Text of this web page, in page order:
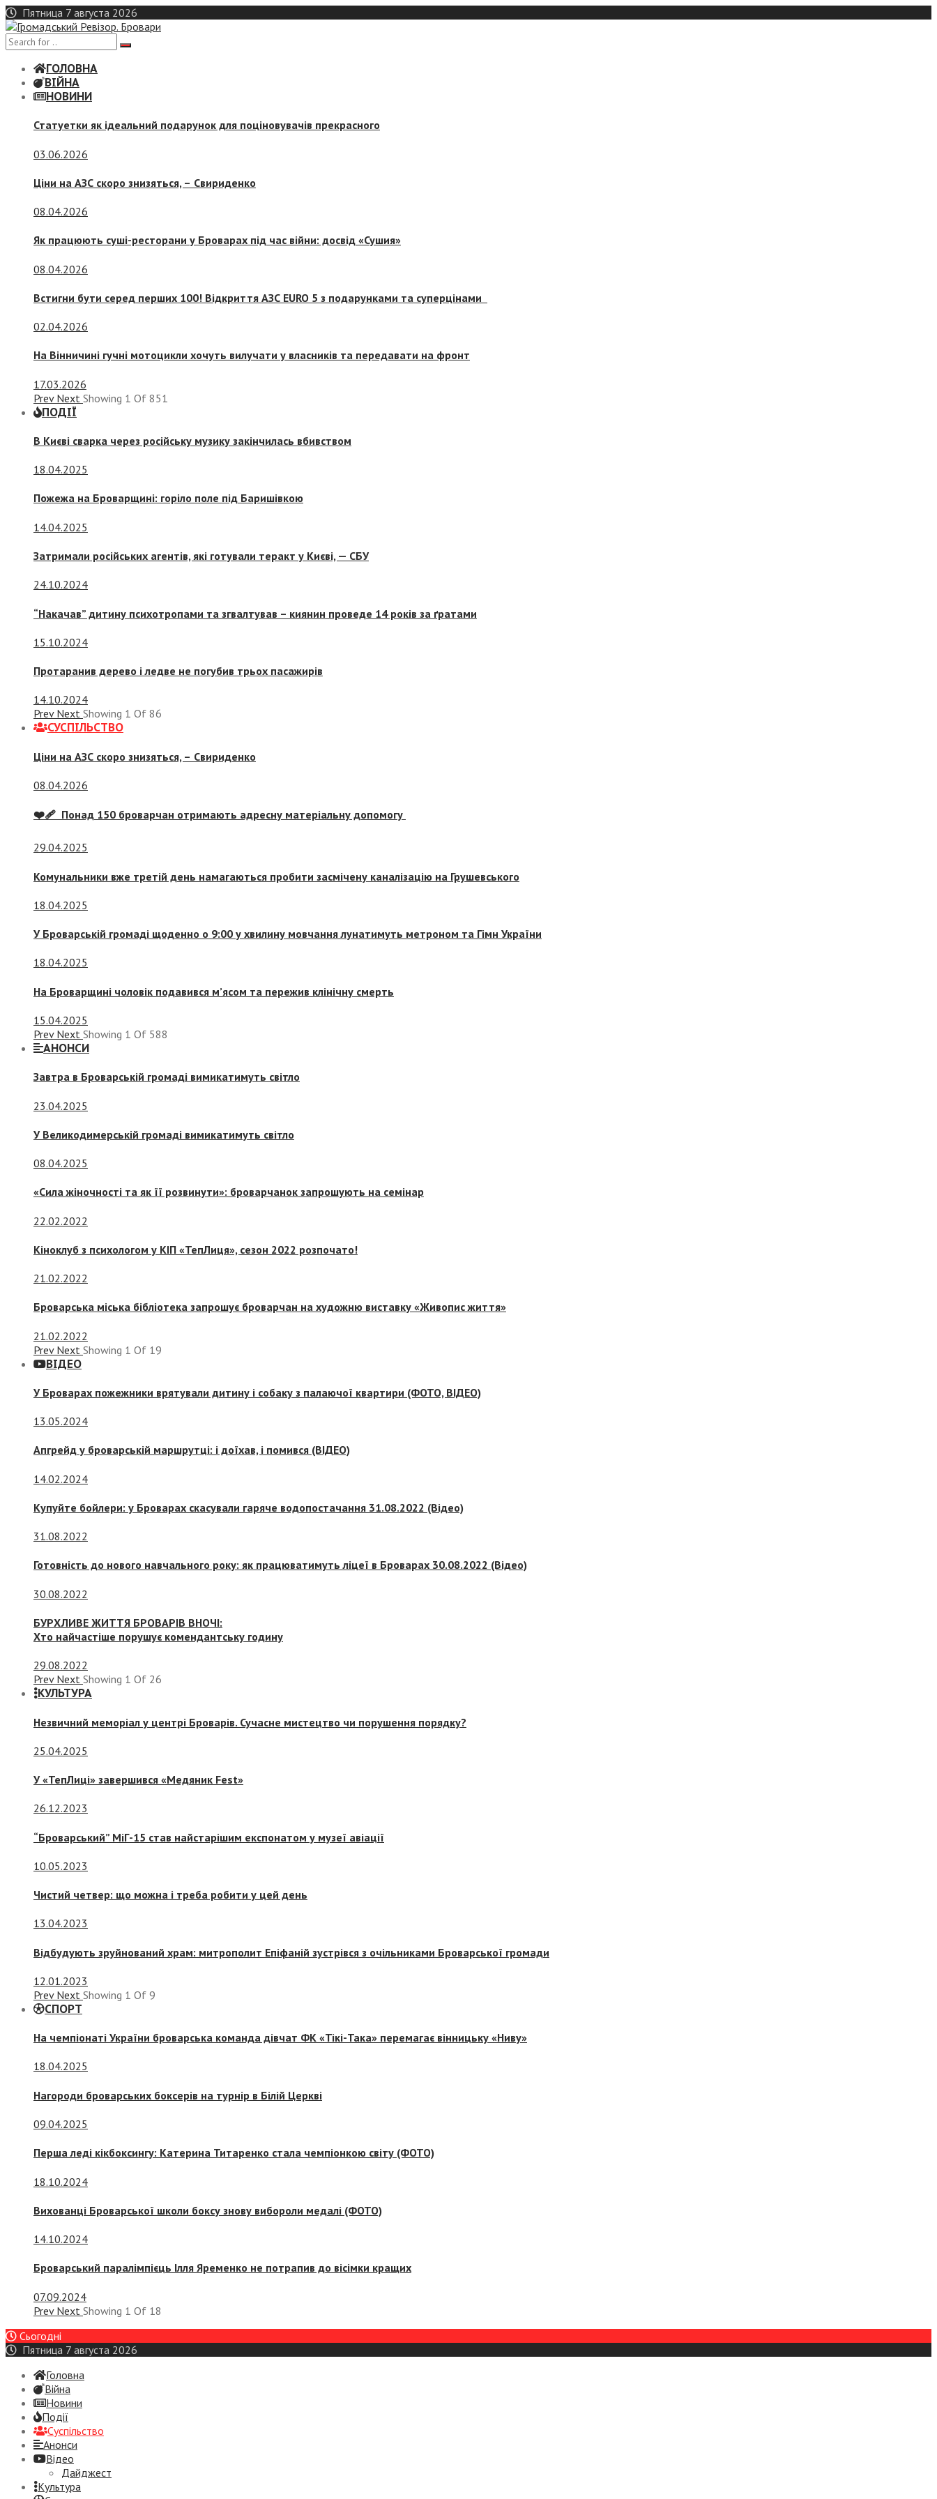
Skip
to
content
Пятница 7 августа 2026
ГОЛОВНА
ВІЙНА
НОВИНИ
Статуетки як ідеальний подарунок для поціновувачів прекрасного
03.06.2026
Ціни на АЗС скоро знизяться, – Свириденко
08.04.2026
Як працюють суші-ресторани у Броварах під час війни: досвід «Сушия»
08.04.2026
Встигни бути серед перших 100! Відкриття АЗС EURO 5 з подарунками та суперцінами
02.04.2026
На Вінничині гучні мотоцикли хочуть вилучати у власників та передавати на фронт
17.03.2026
Prev Next Showing 1 Of 851
ПОДІЇ
В Києві сварка через російську музику закінчилась вбивством
18.04.2025
Пожежа на Броварщині: горіло поле під Баришівкою
14.04.2025
Затримали російських агентів, які готували теракт у Києві, — СБУ
24.10.2024
“Накачав” дитину психотропами та згвалтував – киянин проведе 14 років за ґратами
15.10.2024
Протаранив дерево і ледве не погубив трьох пасажирів
14.10.2024
Prev Next Showing 1 Of 86
СУСПIЛЬСТВО
Ціни на АЗС скоро знизяться, – Свириденко
08.04.2026
❤️‍🩹 Понад 150 броварчан отримають адресну матеріальну допомогу
29.04.2025
Комунальники вже третій день намагаються пробити засмічену каналізацію на Грушевського
18.04.2025
У Броварській громаді щоденно о 9:00 у хвилину мовчання лунатимуть метроном та Гімн України
18.04.2025
На Броварщині чоловік подавився м’ясом та пережив клінічну смерть
15.04.2025
Prev Next Showing 1 Of 588
АНОНСИ
Завтра в Броварській громаді вимикатимуть світло
23.04.2025
У Великодимерській громаді вимикатимуть світло
08.04.2025
«Сила жіночності та як її розвинути»: броварчанок запрошують на семінар
22.02.2022
Кіноклуб з психологом у КІП «ТепЛиця», сезон 2022 розпочато!
21.02.2022
Броварська міська бібліотека запрошує броварчан на художню виставку «Живопис життя»
21.02.2022
Prev Next Showing 1 Of 19
ВІДЕО
У Броварах пожежники врятували дитину і собаку з палаючої квартири (ФОТО, ВІДЕО)
13.05.2024
Апгрейд у броварській маршрутці: і доїхав, і помився (ВІДЕО)
14.02.2024
Купуйте бойлери: у Броварах скасували гаряче водопостачання 31.08.2022 (Відео)
31.08.2022
Готовність до нового навчального року: як працюватимуть ліцеї в Броварах 30.08.2022 (Відео)
30.08.2022
БУРХЛИВЕ ЖИТТЯ БРОВАРІВ ВНОЧІ:
Хто найчастіше порушує комендантську годину
29.08.2022
Prev Next Showing 1 Of 26
КУЛЬТУРА
Незвичний меморіал у центрі Броварів. Сучасне мистецтво чи порушення порядку?
25.04.2025
У «ТепЛиці» завершився «Медяник Fest»
26.12.2023
“Броварський” МіГ-15 став найстарішим експонатом у музеї авіації
10.05.2023
Чистий четвер: що можна і треба робити у цей день
13.04.2023
Відбудують зруйнований храм: митрополит Епіфаній зустрівся з очільниками Броварської громади
12.01.2023
Prev Next Showing 1 Of 9
СПОРТ
На чемпіонаті України броварська команда дівчат ФК «Тікі-Така» перемагає вінницьку «Ниву»
18.04.2025
Нагороди броварських боксерів на турнір в Білій Церкві
09.04.2025
Перша леді кікбоксингу: Катерина Титаренко стала чемпіонкою світу (ФОТО)
18.10.2024
Вихованці Броварської школи боксу знову вибороли медалі (ФОТО)
14.10.2024
Броварський паралімпієць Ілля Яременко не потрапив до вісімки кращих
07.09.2024
Prev Next Showing 1 Of 18
Сьогодні
Пятница 7 августа 2026
Головна
Війна
Новини
Події
Суспiльство
Анонси
Відео
Дайджест
Культура